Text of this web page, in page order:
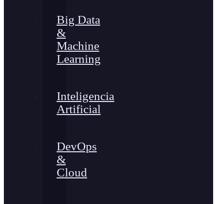
Big Data
&
Machine
Learning
Inteligencia
Artificial
DevOps
&
Cloud